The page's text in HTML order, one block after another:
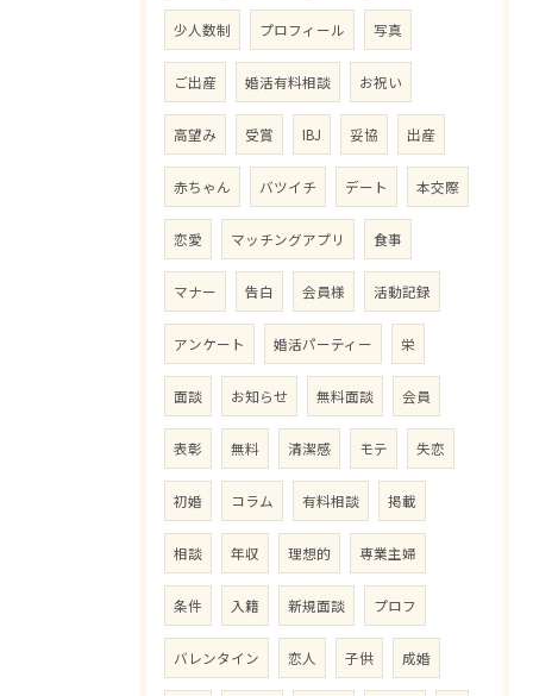
少人数制 プロフィール 写真
ご出産 婚活有料相談 お祝い
高望み 受賞 IBJ 妥協 出産
赤ちゃん バツイチ デート 本交際
恋愛 マッチングアプリ 食事
マナー 告白 会員様 活動記録
アンケート 婚活パーティー 栄
面談 お知らせ 無料面談 会員
表彰 無料 清潔感 モテ 失恋
初婚 コラム 有料相談 掲載
相談 年収 理想的 専業主婦
条件 入籍 新規面談 プロフ
バレンタイン 恋人 子供 成婚